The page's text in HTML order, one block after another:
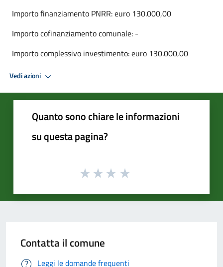
Importo finanziamento PNRR: euro 130.000,00
Importo cofinanziamento comunale: -
Importo complessivo investimento: euro 130.000,00
Vedi azioni
Quanto sono chiare le informazioni
su questa pagina?
Contatta il comune
Leggi le domande frequenti